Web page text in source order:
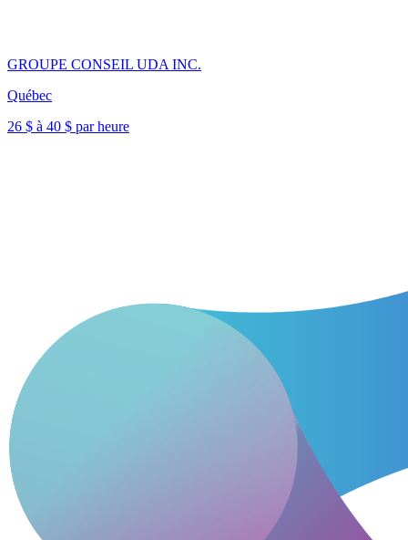
GROUPE CONSEIL UDA INC.
Québec
26 $ à 40 $ par heure